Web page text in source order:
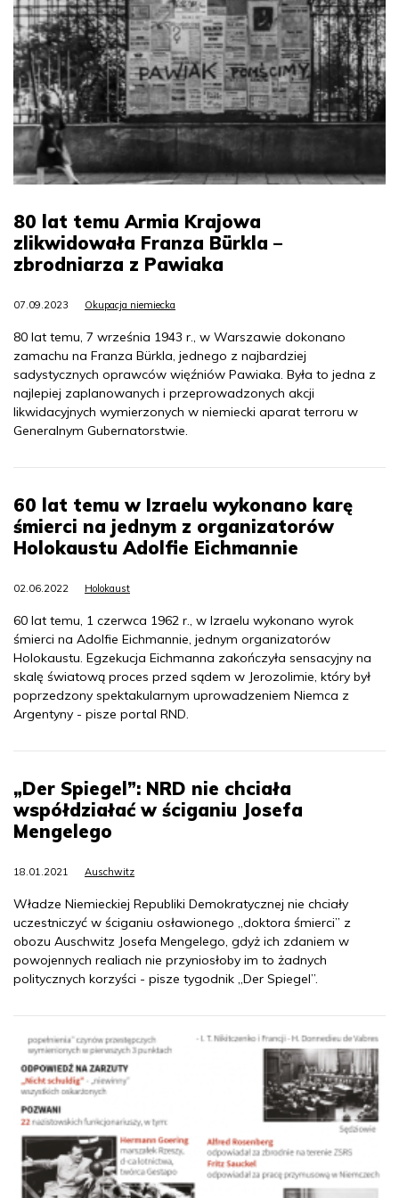
80 lat temu Armia Krajowa
zlikwidowała Franza Bürkla –
zbrodniarza z Pawiaka
07.09.2023 Okupacja niemiecka
80 lat temu, 7 września 1943 r., w Warszawie dokonano
zamachu na Franza Bürkla, jednego z najbardziej
sadystycznych oprawców więźniów Pawiaka. Była to jedna z
najlepiej zaplanowanych i przeprowadzonych akcji
likwidacyjnych wymierzonych w niemiecki aparat terroru w
Generalnym Gubernatorstwie.
60 lat temu w Izraelu wykonano karę
śmierci na jednym z organizatorów
Holokaustu Adolfie Eichmannie
02.06.2022 Holokaust
60 lat temu, 1 czerwca 1962 r., w Izraelu wykonano wyrok
śmierci na Adolfie Eichmannie, jednym organizatorów
Holokaustu. Egzekucja Eichmanna zakończyła sensacyjny na
skalę światową proces przed sądem w Jerozolimie, który był
poprzedzony spektakularnym uprowadzeniem Niemca z
Argentyny - pisze portal RND.
„Der Spiegel”: NRD nie chciała
współdziałać w ściganiu Josefa
Mengelego
18.01.2021 Auschwitz
Władze Niemieckiej Republiki Demokratycznej nie chciały
uczestniczyć w ściganiu osławionego „doktora śmierci” z
obozu Auschwitz Josefa Mengelego, gdyż ich zdaniem w
powojennych realiach nie przyniosłoby im to żadnych
politycznych korzyści - pisze tygodnik „Der Spiegel”.